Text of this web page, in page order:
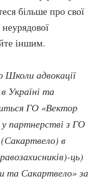
більше про свої
іншим.
Школи адвокації
Україні та
ГО «Вектор
партнерстві з ГО
в
ць)
та Сакартвело» за